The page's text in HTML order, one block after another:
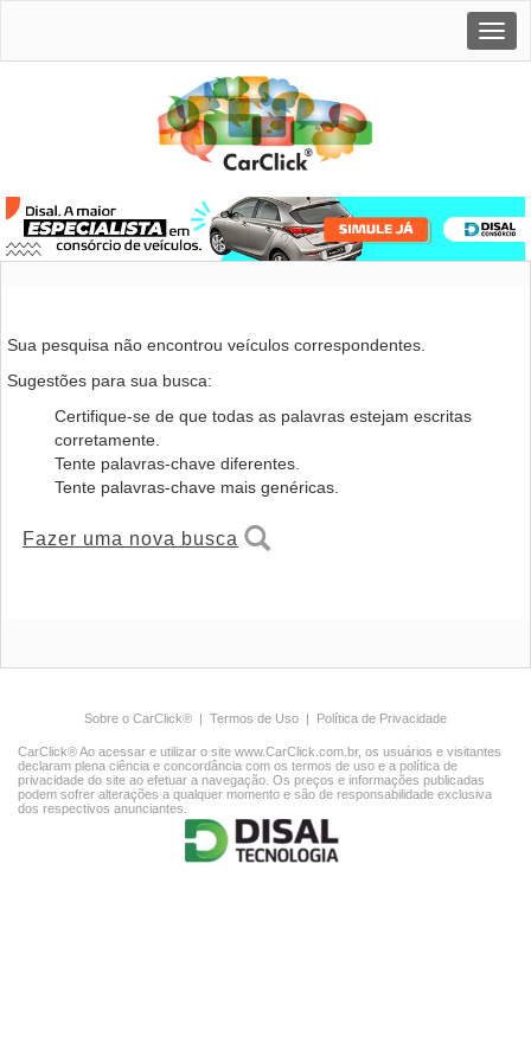
Sua pesquisa não encontrou veículos correspondentes.
Sugestões para sua busca:
Certifique-se de que todas as palavras estejam escritas
corretamente.
Tente palavras-chave diferentes.
Tente palavras-chave mais genéricas.
Fazer uma nova busca
Sobre o CarClick® | Termos de Uso | Política de Privacidade
CarClick® Ao acessar e utilizar o site www.CarClick.com.br, os usuários e visitantes
declaram plena ciência e concordância com os termos de uso e a política de
privacidade do site ao efetuar a navegação. Os preços e informações publicadas
podem sofrer alterações a qualquer momento e são de responsabilidade exclusiva
dos respectivos anunciantes.